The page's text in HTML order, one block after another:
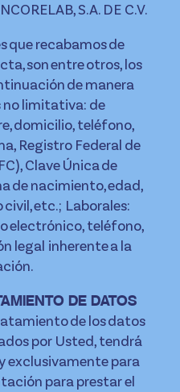
S.A. DE C.V.
que recabamos de
son entre otros, los
de manera
limitativa: de
domicilio, teléfono,
Registro Federal de
Clave Única de
de nacimiento, edad,
etc.; Laborales:
electrónico, teléfono,
legal inherente a la
DE DATOS
de los datos
por Usted, tendrá
exclusivamente para
para prestar el